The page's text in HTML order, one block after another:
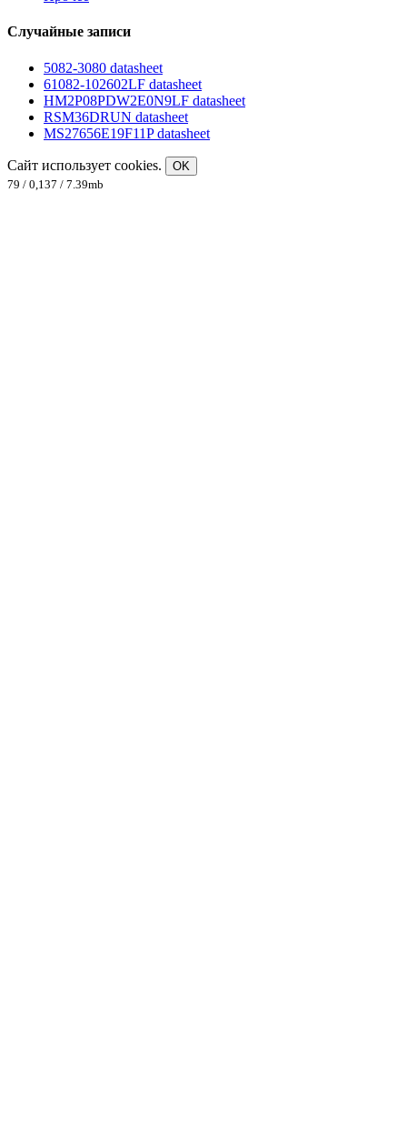
Случайные записи
5082-3080 datasheet
61082-102602LF datasheet
HM2P08PDW2E0N9LF datasheet
RSM36DRUN datasheet
MS27656E19F11P datasheet
Сайт использует cookies.
OK
79 / 0,137 / 7.39mb